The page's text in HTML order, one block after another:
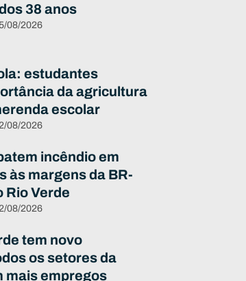
38 anos
08/2026
estudantes
da agricultura
escolar
08/2026
incêndio em
às margens da BR-
Rio Verde
08/2026
tem novo
os setores da
mais empregos